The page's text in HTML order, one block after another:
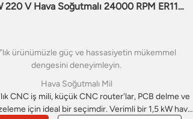
220 V Hava Soğutmalı 24000 RPM ER11
ürünümüzle güç ve hassasiyetin mükemmel
dengesini deneyimleyin.
Hava Soğutmalı Mil
CNC iş mili, küçük CNC router'lar, PCB delme ve
için ideal bir seçimdir. Verimli bir 1,5 kW hava